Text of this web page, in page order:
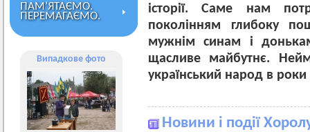
ПАМ’ЯТАЄМО.
ПЕРЕМАГАЄМО.
Випадкове фото
історії. Саме нам
поколінням глибоку
мужнім синам і
щасливе майбутнє.
український народ в роки
Новини і події